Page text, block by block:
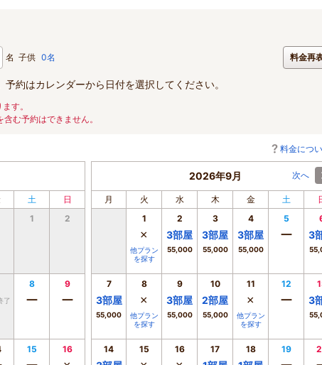
名 子供 0名 料金再
予約はカレンダーから日付を選択してください。
す。
む予約はできません。
料金につ
土
日
1
2
了
8
ー
9
ー
15 16
2026年9月 次へ
月 火 水 木 金 土
1
×
他プラン
を探す
2
3部屋
55,000
3
3部屋
55,000
4
3部屋
55,000
5
ー 3
7
3部屋
55,000
8
×
他プラン
を探す
9
3部屋
55,000
10
2部屋
55,000
11
×
他プラン
を探す
12
ー 3
14 15 16 17 18 19